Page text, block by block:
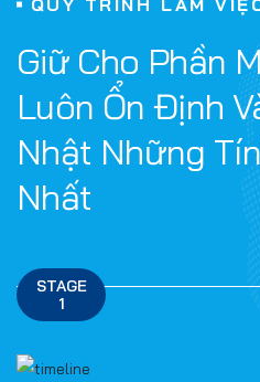
QUY TRÌNH LÀM
Giữ Cho Phần
Luôn Ổn Định
Nhật Những
Nhất
STAGE
1